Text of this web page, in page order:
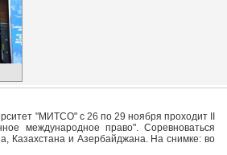
"МИТСО" с 26 по 29 ноября проходит II
международное право". Соревноваться
Казахстана и Азербайджана. На снимке: во